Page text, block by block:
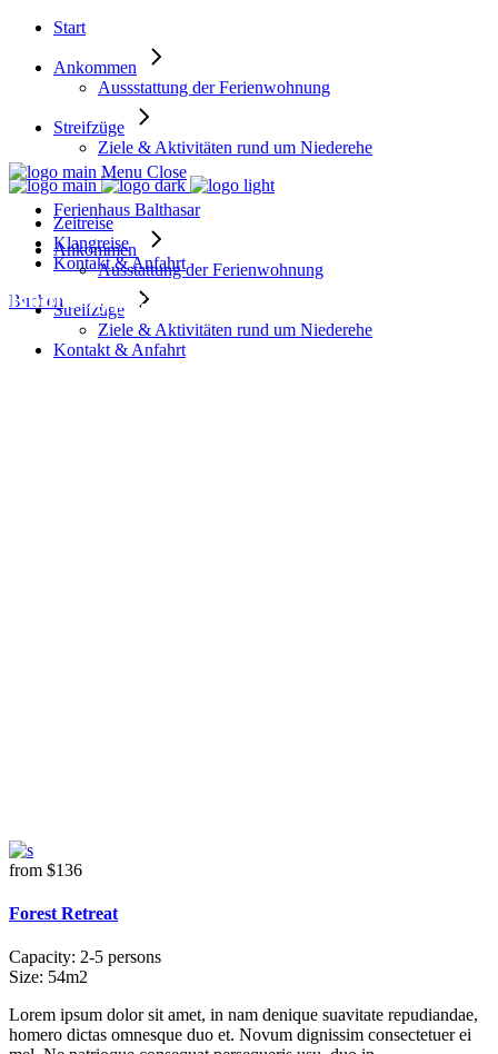
Start
Ankommen
Aussstattung der Ferienwohnung
Streifzüge
Ziele & Aktivitäten rund um Niederehe
Zeitreise
Klangreise
Kontakt & Anfahrt
Buchen
Menu Close
Ferienhaus Balthasar
Ankommen
Ausstattung der Ferienwohnung
Streifzüge
Ziele & Aktivitäten rund um Niederehe
Kontakt & Anfahrt
Room Type: President Suite
from $136
Forest Retreat
Capacity: 2-5 persons
Size: 54m2
Lorem ipsum dolor sit amet, in nam denique suavitate repudiandae,
homero dictas omnesque duo et. Novum dignissim consectetuer ei